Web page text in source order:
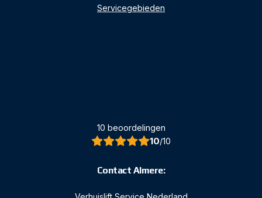
Servicegebieden
10 beoordelingen
10/10
Contact Almere: